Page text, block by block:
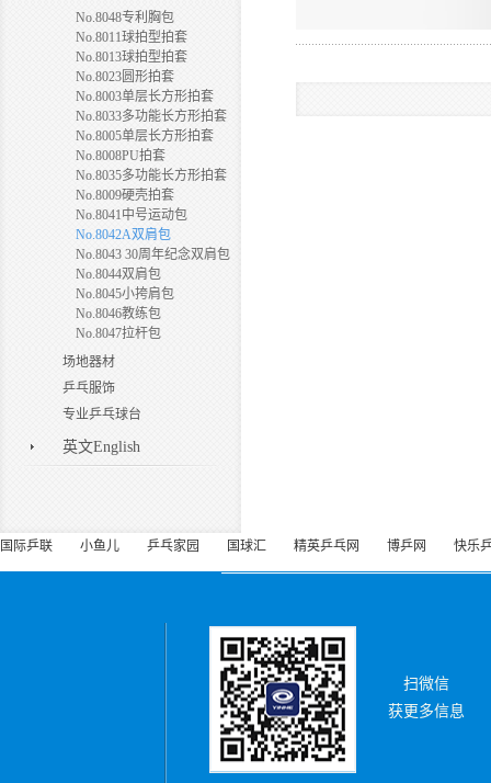
No.8048专利胸包
No.8011球拍型拍套
No.8013球拍型拍套
No.8023圆形拍套
No.8003单层长方形拍套
No.8033多功能长方形拍套
No.8005单层长方形拍套
No.8008PU拍套
No.8035多功能长方形拍套
No.8009硬壳拍套
No.8041中号运动包
No.8042A双肩包
No.8043 30周年纪念双肩包
No.8044双肩包
No.8045小挎肩包
No.8046教练包
No.8047拉杆包
场地器材
乒乓服饰
专业乒乓球台
英文English
国际乒联 小鱼儿 乒乓家园 国球汇 精英乒乓网 博乒网 快乐
扫微信
获更多信息